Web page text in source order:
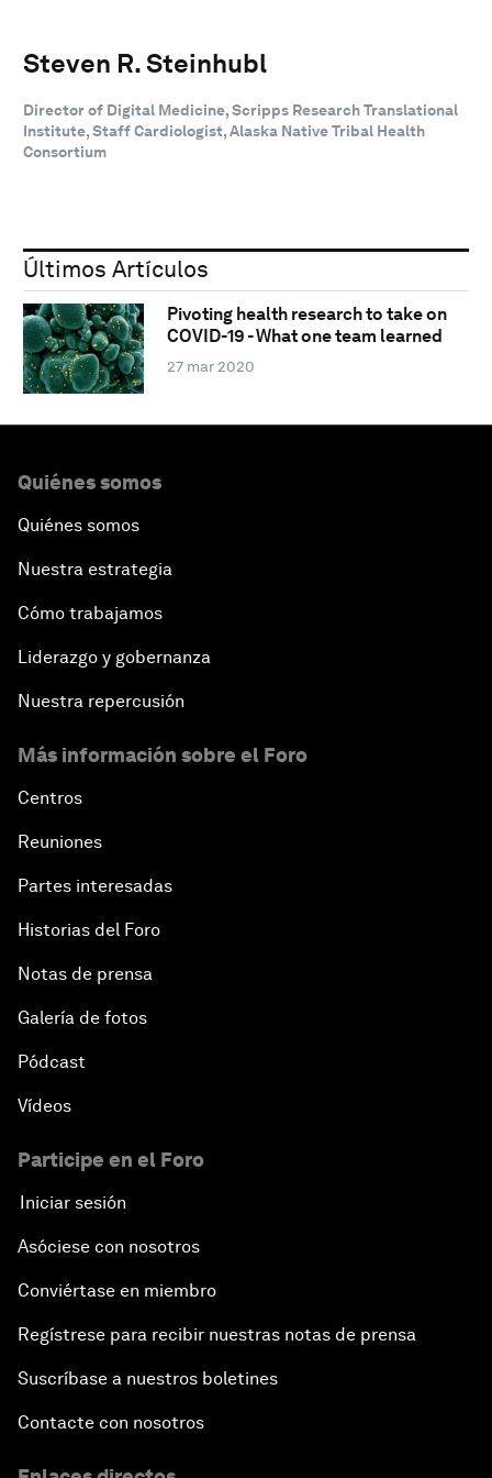
Steven R. Steinhubl
Director of Digital Medicine, Scripps Research Translational
Institute, Staff Cardiologist, Alaska Native Tribal Health
Consortium
Últimos Artículos
Pivoting health research to take on
COVID-19 - What one team learned
27 mar 2020
Quiénes somos
Quiénes somos
Nuestra estrategia
Cómo trabajamos
Liderazgo y gobernanza
Nuestra repercusión
Más información sobre el Foro
Centros
Reuniones
Partes interesadas
Historias del Foro
Notas de prensa
Galería de fotos
Pódcast
Vídeos
Participe en el Foro
Iniciar sesión
Asóciese con nosotros
Conviértase en miembro
Regístrese para recibir nuestras notas de prensa
Suscríbase a nuestros boletines
Contacte con nosotros